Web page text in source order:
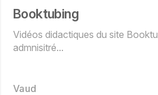
Booktubing
Vidéos didactiques du site
admnisitré...
Vaud